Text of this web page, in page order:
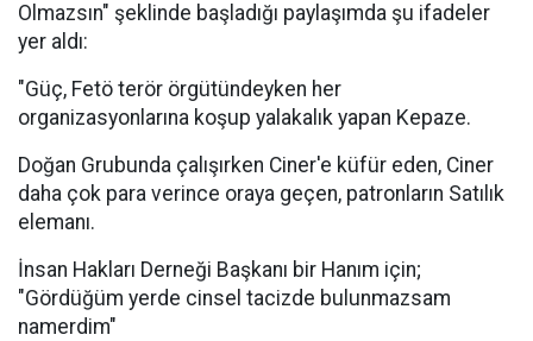
Olmazsın" şeklinde başladığı paylaşımda şu ifadeler
yer aldı:
"Güç, Fetö terör örgütündeyken her
organizasyonlarına koşup yalakalık yapan Kepaze.
Doğan Grubunda çalışırken Ciner'e küfür eden, Ciner
daha çok para verince oraya geçen, patronların Satılık
elemanı.
İnsan Hakları Derneği Başkanı bir Hanım için;
"Gördüğüm yerde cinsel tacizde bulunmazsam
namerdim"